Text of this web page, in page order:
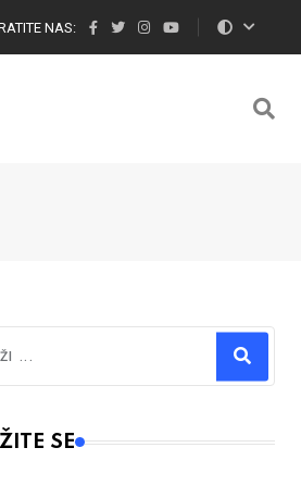
NAS:
or more characters for results.
SE